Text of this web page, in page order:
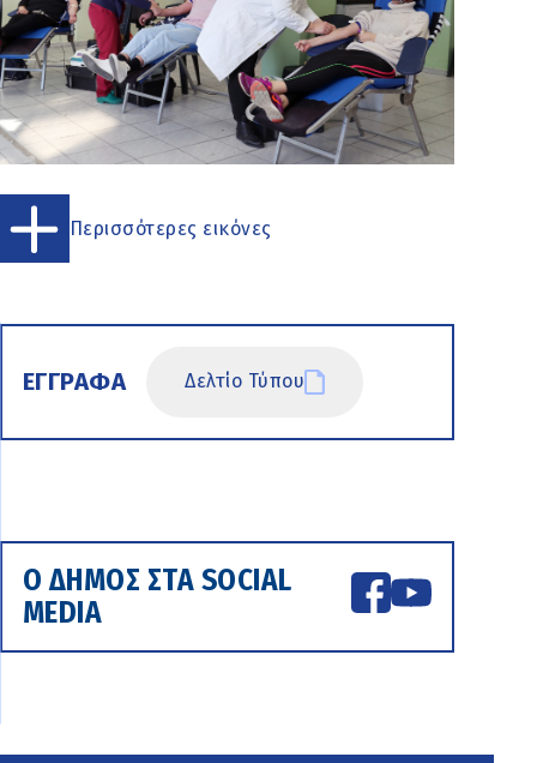
Περισσότερες εικόνες
ΕΓΓΡΑΦΑ Δελτίο Τύπου
Ο ΔΗΜΟΣ ΣΤΑ SOCIAL
MEDIA